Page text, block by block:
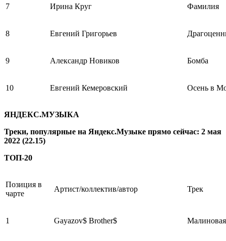
7 Ирина Круг Фамилия
8 Евгений Григорьев
9 Александр Новиков Бомба
10 Евгений Кемеровский Осень в
ЯНДЕКС.МУЗЫКА
Треки, популярные на Яндекс.Музыке прямо сейчас: 2 мая
2022 (22.15)
ТОП-20
Позиция в
чарте
Артист/коллектив/автор Трек
1 Gayazov$ Brother$